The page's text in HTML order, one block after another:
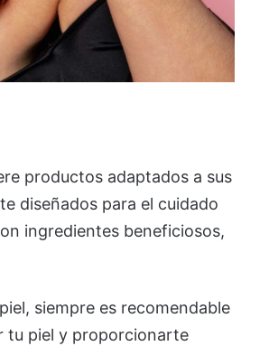
productos adaptados a sus
diseñados para el cuidado
ingredientes beneficiosos,
siempre es recomendable
tu piel y proporcionarte